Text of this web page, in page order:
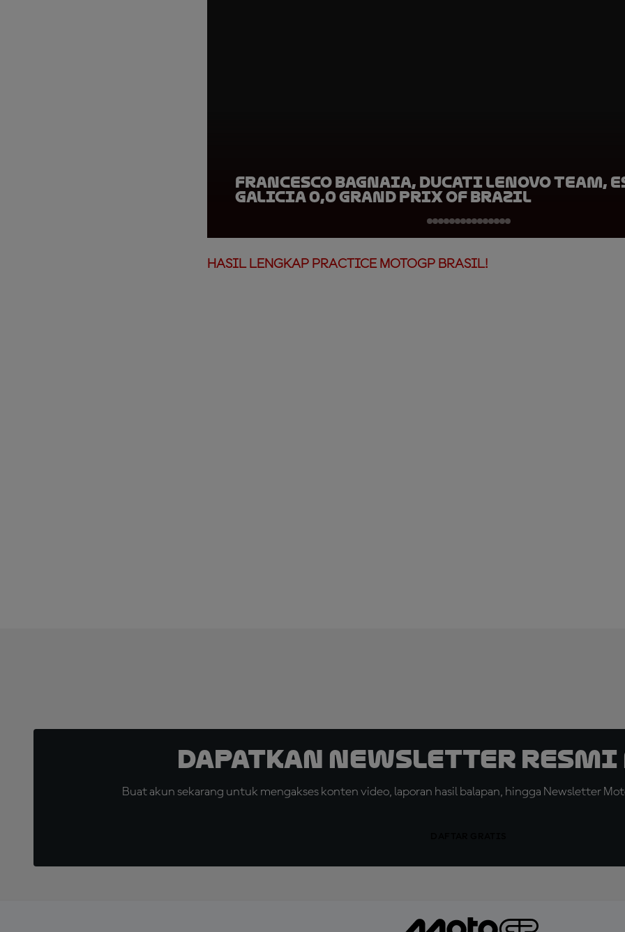
Francesco Bagnaia, Ducati Lenovo Team,
Galicia 0,0 Grand Prix of Brazil
HASIL LENGKAP PRACTICE MOTOGP BRASIL!
Dapatkan Newsletter Resmi
Buat akun sekarang untuk mengakses konten video, laporan hasil balapan, hingga Newsletter